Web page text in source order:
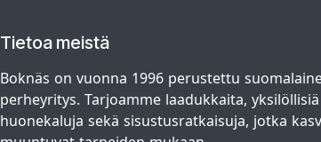
Tietoa meistä
Boknäs on vuonna 1996 perustettu
perheyritys. Tarjoamme laadukkaita, yksilöllisiä
huonekaluja sekä sisustusratkaisuja, jotka